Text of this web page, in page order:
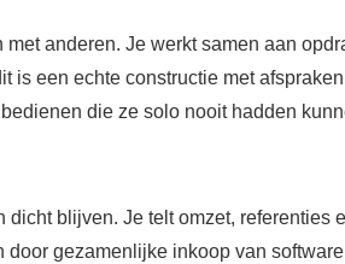
anderen. Je werkt samen aan
is een echte constructie met
die ze solo nooit hadden
blijven. Je telt omzet,
gezamenlijke inkoop van